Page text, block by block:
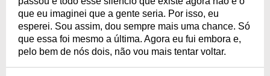
que eu imaginei que a gente seria. Por isso, eu
esperei. Sou assim, dou sempre mais uma chance. Só
que essa foi mesmo a última. Agora eu fui embora e,
pelo bem de nós dois, não vou mais tentar voltar.